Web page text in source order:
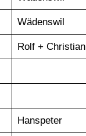
Wädenswil
Rolf + Christian
Hanspeter